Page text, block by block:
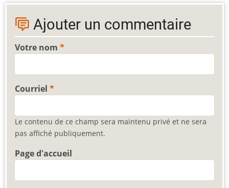
Ajouter un commentaire
Votre nom
Courriel
Le contenu de ce champ sera maintenu privé et ne sera
pas affiché publiquement.
Page d'accueil